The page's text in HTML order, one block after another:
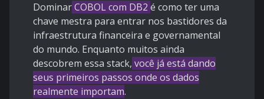
DominarCOBOL com DB2 é como ter uma
chave mestra para entrar nos bastidores da
infraestrutura financeira e governamental
do mundo. Enquanto muitos ainda
descobrem essa stack, você já está dando
seus primeiros passos onde os dados
realmente importam.